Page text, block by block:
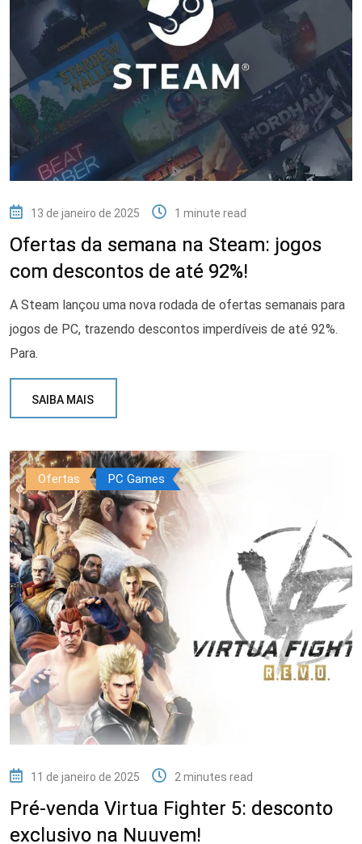
13 de janeiro de 2025 1 minute read
Ofertas da semana na Steam: jogos
com descontos de até 92%!
A Steam lançou uma nova rodada de ofertas semanais para
jogos de PC, trazendo descontos imperdíveis de até 92%.
Para.
SAIBA MAIS
Ofertas PC Games
11 de janeiro de 2025 2 minutes read
Pré-venda Virtua Fighter 5: desconto
exclusivo na Nuuvem!